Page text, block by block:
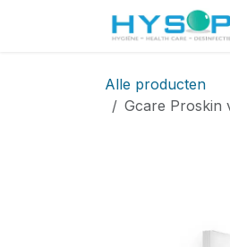
Alle producten
Gcare Proskin